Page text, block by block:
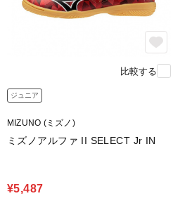
比較する
ジュニア
MIZUNO (ミズノ)
ミズノアルファ II SELECT Jr IN
¥5,487